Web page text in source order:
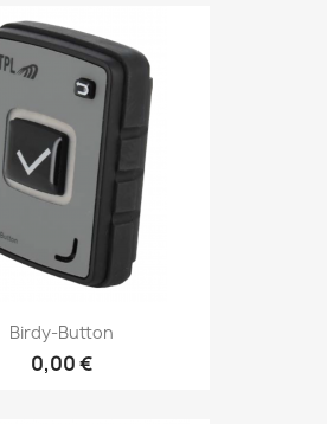
Birdy-Button
0,00 €